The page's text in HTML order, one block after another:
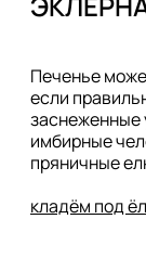
Печенье
если
заснеженные
имбирные
пряничные
кладём под